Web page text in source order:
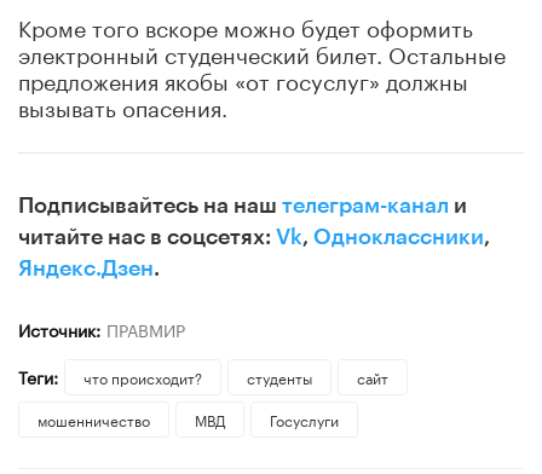
Кроме того вскоре можно будет оформить
электронный студенческий билет. Остальные
предложения якобы «от госуслуг» должны
вызывать опасения.
Подписывайтесь на наш телеграм-канал и
читайте нас в соцсетях: Vk, Одноклассники,
Яндекс.Дзен.
Источник: ПРАВМИР
Теги:
что происходит? студенты
сайт
мошенничество
МВД Госуслуги